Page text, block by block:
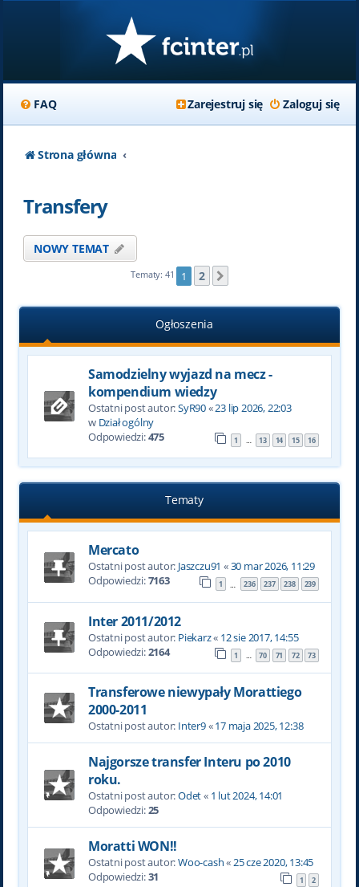
FAQ Zaloguj się
Zarejestruj się
Strona główna
Transfery
NOWY TEMAT
Tematy: 41 1 2
Ogłoszenia
Samodzielny wyjazd na mecz -
kompendium wiedzy
Ostatni post autor:SyR90«23 lip 2026, 22:03
w Dział ogólny
Odpowiedzi:475 1 … 13 14 15 16
Tematy
Mercato
Ostatni post autor: Jaszczu91 «30 mar 2026, 11:29
Odpowiedzi:7163 1 … 236 237 238 239
Inter 2011/2012
Ostatni post autor: Piekarz« 12 sie 2017, 14:55
Odpowiedzi:2164 1 … 70 71 72 73
Transferowe niewypały Morattiego
2000-2011
Ostatni post autor: Inter9«17 maja 2025, 12:38
Najgorsze transfer Interu po 2010
roku.
Ostatni post autor:Odet« 1 lut 2024, 14:01
Odpowiedzi:25
Moratti WON!!
Ostatni post autor:Woo-cash«25 cze 2020, 13:45
Odpowiedzi:31 1 2